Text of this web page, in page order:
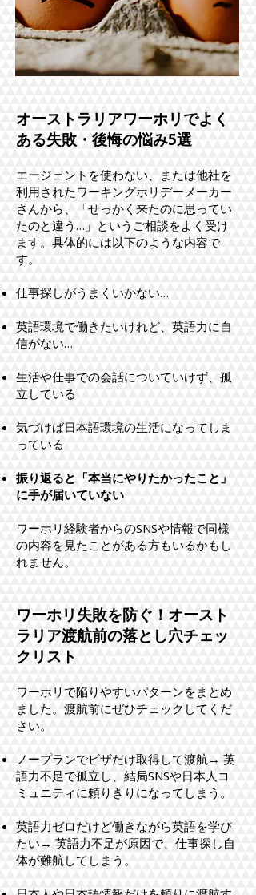
オーストラリアワーホリでよく
ある失敗・後悔の悩み5選
エージェントを使わない、または他社を
利用されたワーキングホリデーメーカー
さんから、「せっかく来たのに思ってい
たのと違う…」というご相談をよく受け
ます。具体的には以下のような内容で
す。
仕事探しがうまくいかない…
英語環境で働きたいけれど、英語力に自
信がない…
生活や仕事での会話についていけず、孤
立している
気づけば日本語環境の生活になってしま
っている
振り返ると「本当にやりたかったこと」
に手が届いていない
​ワーホリ経験者からのSNSや情報で同様
の内容を見たことがある方もいるかもし
れません。
ワーホリ失敗を防ぐ！オースト
ラリア渡航前の落とし穴チェッ
クリスト
ワーホリで陥りやすいパターンをまとめ
ました。渡航前にぜひチェックしてくだ
さい。
ノープランでビザだけ取得して渡航→ 英
語力不足で孤立し、結局SNSや日本人コ
ミュニティに頼りきりになってしまう。
英語力ゼロだけど働きながら英語を学び
たい→ 英語力不足が原因で、仕事探し自
体が難航してしまう。